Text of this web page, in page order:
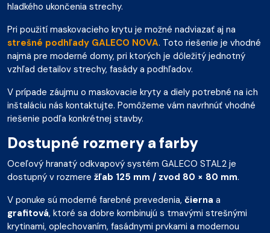
hladkého ukončenia strechy.
Pri použití maskovacieho krytu je možné nadviazať aj na
strešné podhľady GALECO NOVA. Toto riešenie je vhodné
najmä pre moderné domy, pri ktorých je dôležitý jednotný
vzhľad detailov strechy, fasády a podhľadov.
V prípade záujmu o maskovacie kryty a diely potrebné na ich
inštaláciu nás kontaktujte. Pomôžeme vám navrhnúť vhodné
riešenie podľa konkrétnej stavby.
Dostupné rozmery a farby
Oceľový hranatý odkvapový systém GALECO STAL2 je
dostupný v rozmere žľab 125 mm / zvod 80 × 80 mm.
V ponuke sú moderné farebné prevedenia, čierna a
grafitová, ktoré sa dobre kombinujú s tmavými strešnými
krytinami, oplechovaním, fasádnymi prvkami a modernou